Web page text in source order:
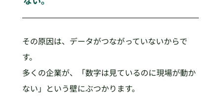
その原因は、データがつながっていないからで
す。
多くの企業が、「数字は見ているのに現場が動か
ない」という壁にぶつかります。